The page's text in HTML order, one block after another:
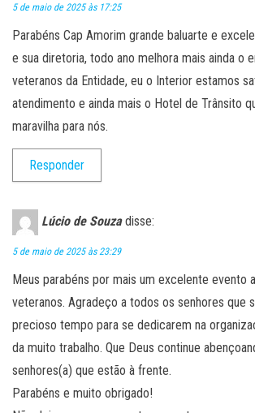
5 de maio de 2025 às 17:25
Parabéns Cap Amorim grande baluarte e
e sua diretoria, todo ano melhora mais ainda o
veteranos da Entidade, eu o Interior estamos
atendimento e ainda mais o Hotel de Trânsito
maravilha para nós.
Responder
Lúcio de Souza disse:
5 de maio de 2025 às 23:29
Meus parabéns por mais um excelente evento
veteranos. Agradeço a todos os senhores que
precioso tempo para se dedicarem na
da muito trabalho. Que Deus continue
senhores(a) que estão à frente.
Parabéns e muito obrigado!